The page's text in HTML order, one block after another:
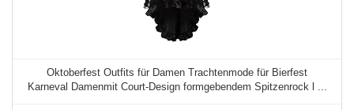
Oktoberfest Outfits für Damen Trachtenmode für Bierfest
Karneval Damenmit Court-Design formgebendem Spitzenrock l ...